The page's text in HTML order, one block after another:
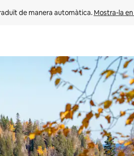
de manera automàtica. Mostra-la